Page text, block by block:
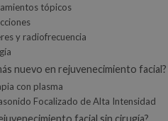
tópicos
y radiofrecuencia
nuevo en rejuvenecimiento facial?
con plasma
Focalizado de Alta Intensidad
facial sin cirugía?